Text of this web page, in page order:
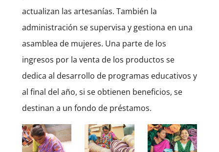
actualizan las artesanías. También la
administración se supervisa y gestiona en una
asamblea de mujeres. Una parte de los
ingresos por la venta de los productos se
dedica al desarrollo de programas educativos y
al final del año, si se obtienen beneficios, se
destinan a un fondo de préstamos.